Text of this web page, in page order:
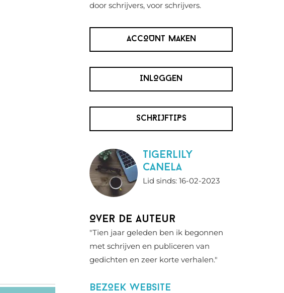
door schrijvers, voor schrijvers.
ACCOUNT MAKEN
INLOGGEN
SCHRIJFTIPS
Tigerlily
Canela
Lid sinds: 16-02-2023
Over de auteur
"Tien jaar geleden ben ik begonnen
met schrijven en publiceren van
gedichten en zeer korte verhalen."
BezOek website